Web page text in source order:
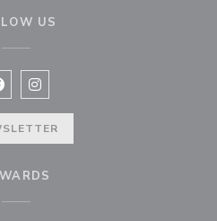
US
((opens in a new
Instagram ((opens in a new